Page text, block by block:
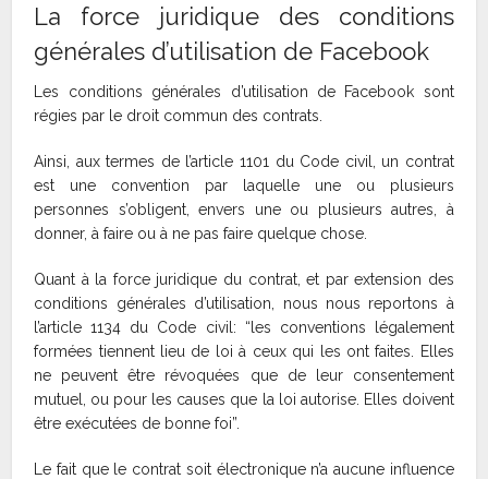
La force juridique des conditions
générales d’utilisation de Facebook
Les conditions générales d’utilisation de Facebook sont
régies par le droit commun des contrats.
Ainsi, aux termes de l’article 1101 du Code civil, un contrat
est une convention par laquelle une ou plusieurs
personnes s’obligent, envers une ou plusieurs autres, à
donner, à faire ou à ne pas faire quelque chose.
Quant à la force juridique du contrat, et par extension des
conditions générales d’utilisation, nous nous reportons à
l’article 1134 du Code civil: “les conventions légalement
formées tiennent lieu de loi à ceux qui les ont faites. Elles
ne peuvent être révoquées que de leur consentement
mutuel, ou pour les causes que la loi autorise. Elles doivent
être exécutées de bonne foi”.
Le fait que le contrat soit électronique n’a aucune influence